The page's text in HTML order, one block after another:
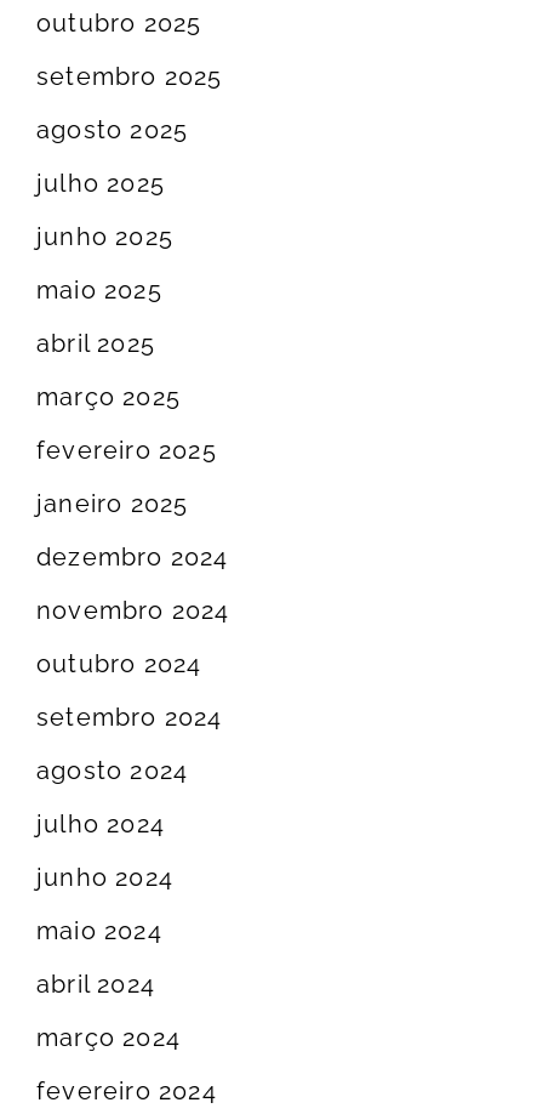
outubro 2025
setembro 2025
agosto 2025
julho 2025
junho 2025
maio 2025
abril 2025
março 2025
fevereiro 2025
janeiro 2025
dezembro 2024
novembro 2024
outubro 2024
setembro 2024
agosto 2024
julho 2024
junho 2024
maio 2024
abril 2024
março 2024
fevereiro 2024